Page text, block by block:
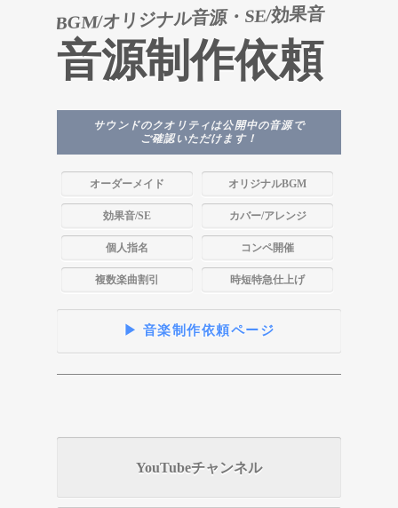
音源制作依頼
BGM/オリジナル音源・SE/効果音
サウンドのクオリティは公開中の音源で
ご確認いただけます！
オーダーメイド オリジナルBGM
効果音/SE カバー/アレンジ
個人指名 コンペ開催
複数楽曲割引 時短特急仕上げ
▶ 音楽制作依頼ページ
YouTubeチャンネル